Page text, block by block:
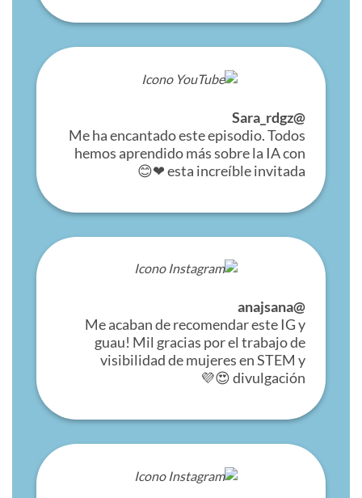
@Sara_rdgz
Me ha encantado este episodio. Todos
hemos aprendido más sobre la IA con
esta increíble invitada ❤😊
@anajsana
Me acaban de recomendar este IG y
guau! Mil gracias por el trabajo de
visibilidad de mujeres en STEM y
divulgación 😍💜